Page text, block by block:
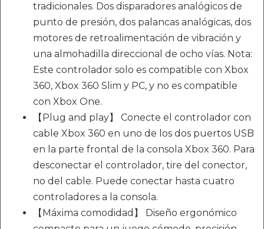
tradicionales. Dos disparadores analógicos de
punto de presión, dos palancas analógicas, dos
motores de retroalimentación de vibración y
una almohadilla direccional de ocho vías. Nota:
Este controlador solo es compatible con Xbox
360, Xbox 360 Slim y PC, y no es compatible
con Xbox One.
【Plug and play】 Conecte el controlador con
cable Xbox 360 en uno de los dos puertos USB
en la parte frontal de la consola Xbox 360. Para
desconectar el controlador, tire del conector,
no del cable. Puede conectar hasta cuatro
controladores a la consola.
【Máxima comodidad】 Diseño ergonómico